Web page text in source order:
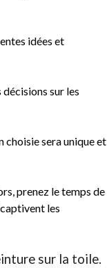
idées et
sur les
choisie sera unique et
prenez le temps de
les
sur la toile.